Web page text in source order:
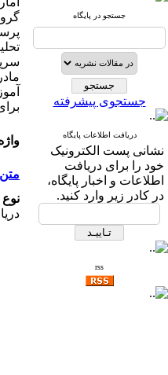
جستجو در پایگاه
جستجوی پیشرفته
دریافت اطلاعات پایگاه
نشانی پست الکترونیک
خود را برای دریافت
اطلاعات و اخبار پایگاه،
در کادر زیر وارد کنید.
rss
دریافت: 1402/9/27 |